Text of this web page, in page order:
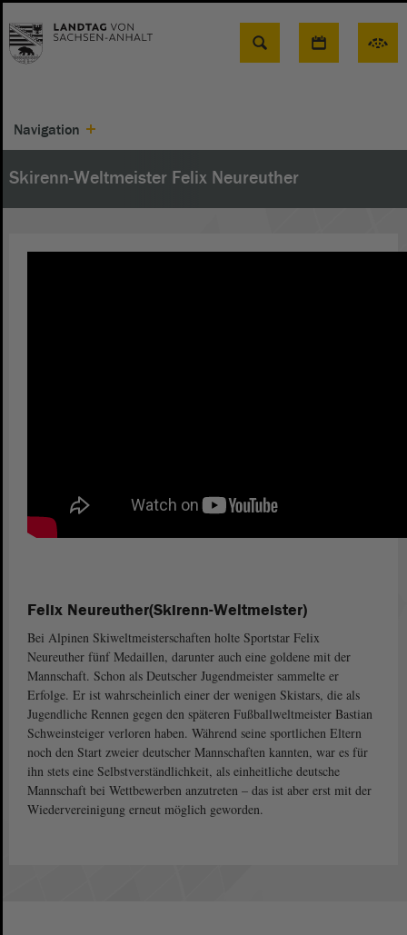
Suche
Navigation
Skirenn-Weltmeister Felix Neureuther
Felix Neureuther(Skirenn-Weltmeister)
Bei Alpinen Skiweltmeisterschaften holte Sportstar Felix
Neureuther fünf Medaillen, darunter auch eine goldene mit der
Mannschaft. Schon als Deutscher Jugendmeister sammelte er
Erfolge. Er ist wahrscheinlich einer der wenigen Skistars, die als
Jugendliche Rennen gegen den späteren Fußballweltmeister Bastian
Schweinsteiger verloren haben. Während seine sportlichen Eltern
noch den Start zweier deutscher Mannschaften kannten, war es für
ihn stets eine Selbstverständlichkeit, als einheitliche deutsche
Mannschaft bei Wettbewerben anzutreten – das ist aber erst mit der
Wiedervereinigung erneut möglich geworden.